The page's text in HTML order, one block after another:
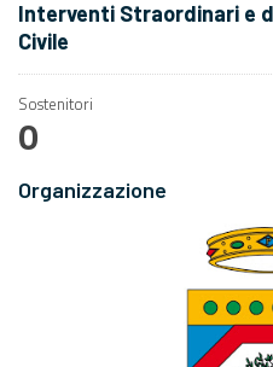
Interventi Straordinari e
Civile
Sostenitori
0
Organizzazione